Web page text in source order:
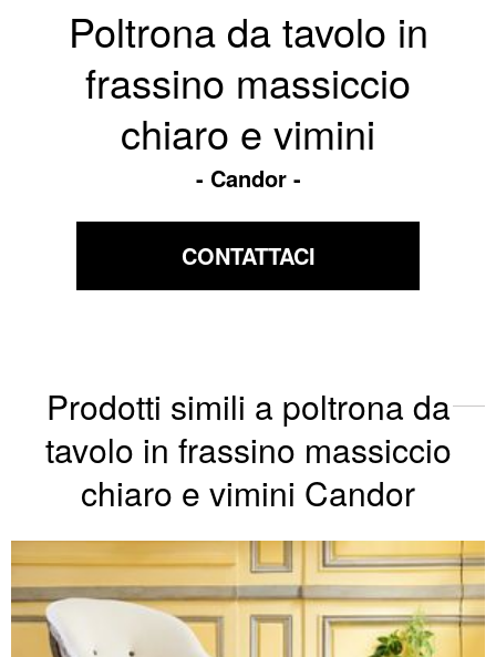
Poltrona da tavolo in
frassino massiccio
chiaro e vimini
Candor
CONTATTACI
Prodotti simili a poltrona da
tavolo in frassino massiccio
chiaro e vimini Candor